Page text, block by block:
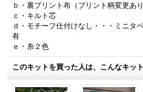
ｂ・裏プリント布（プリント柄変更あり
ｃ・キルト芯
ｄ・モチーフ仕付けなし・・・ミニタ
有
ｅ・糸２色
このキットを買った人は、こんなキッ